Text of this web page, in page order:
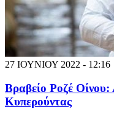
27 ΙΟΥΝΙΟΥ 2022 - 12:16
Βραβείο Ροζέ Οίνου:
Κυπερούντας